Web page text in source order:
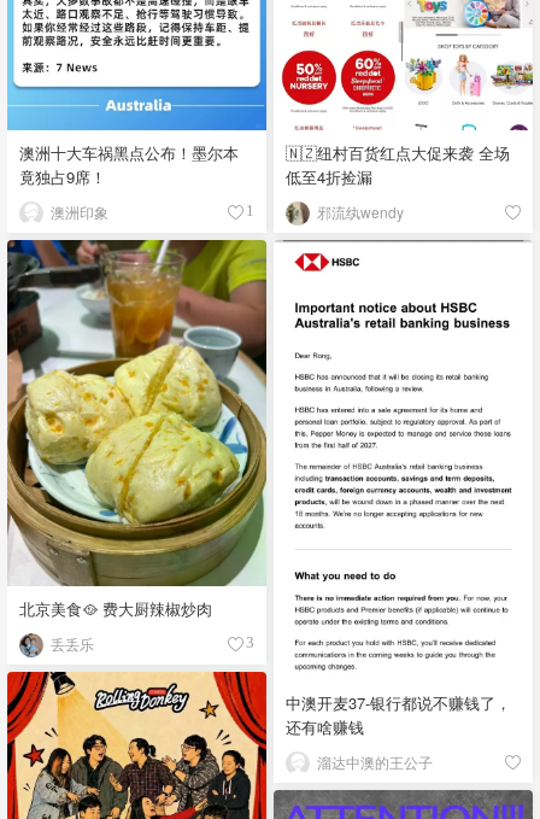
澳洲十大车祸黑点公布！墨尔本
竟独占9席！
澳洲印象 1
🇳🇿纽村百货红点大促来袭 全场
低至4折捡漏
邪流纨wendy
北京美食🥘 费大厨辣椒炒肉
丢丢乐 3
中澳开麦37-银行都说不赚钱了，
还有啥赚钱
溜达中澳的王公子